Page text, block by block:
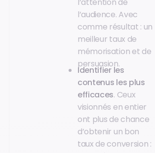
l’audience. Avec
comme résultat : un
meilleur taux de
mémorisation et de
persuasion.
Identifier les
contenus les plus
efficaces. Ceux
visionnés en entier
ont plus de chance
d’obtenir un bon
taux de conversion :